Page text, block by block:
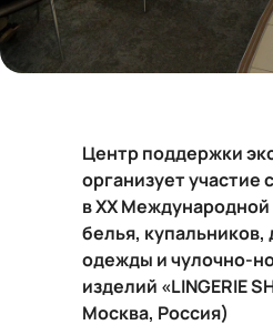
Центр поддержки
организует
вXX Международной
белья,
одежды и чулочно-
изделий «LINGERIE
Москва, Россия)